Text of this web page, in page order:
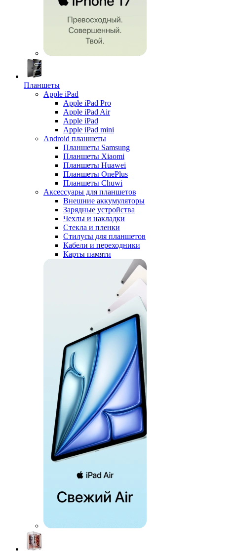
Планшеты
Apple iPad
Apple iPad Pro
Apple iPad Air
Apple iPad
Apple iPad mini
Android планшеты
Планшеты Samsung
Планшеты Xiaomi
Планшеты Huawei
Планшеты OnePlus
Планшеты Chuwi
Аксессуары для планшетов
Внешние аккумуляторы
Зарядные устройства
Чехлы и накладки
Стекла и пленки
Стилусы для планшетов
Кабели и переходники
Карты памяти